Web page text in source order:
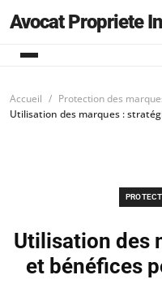
Avocat Propriete
Accueil
Protection des
Utilisation des marques :
Utilisation des
et bénéfices